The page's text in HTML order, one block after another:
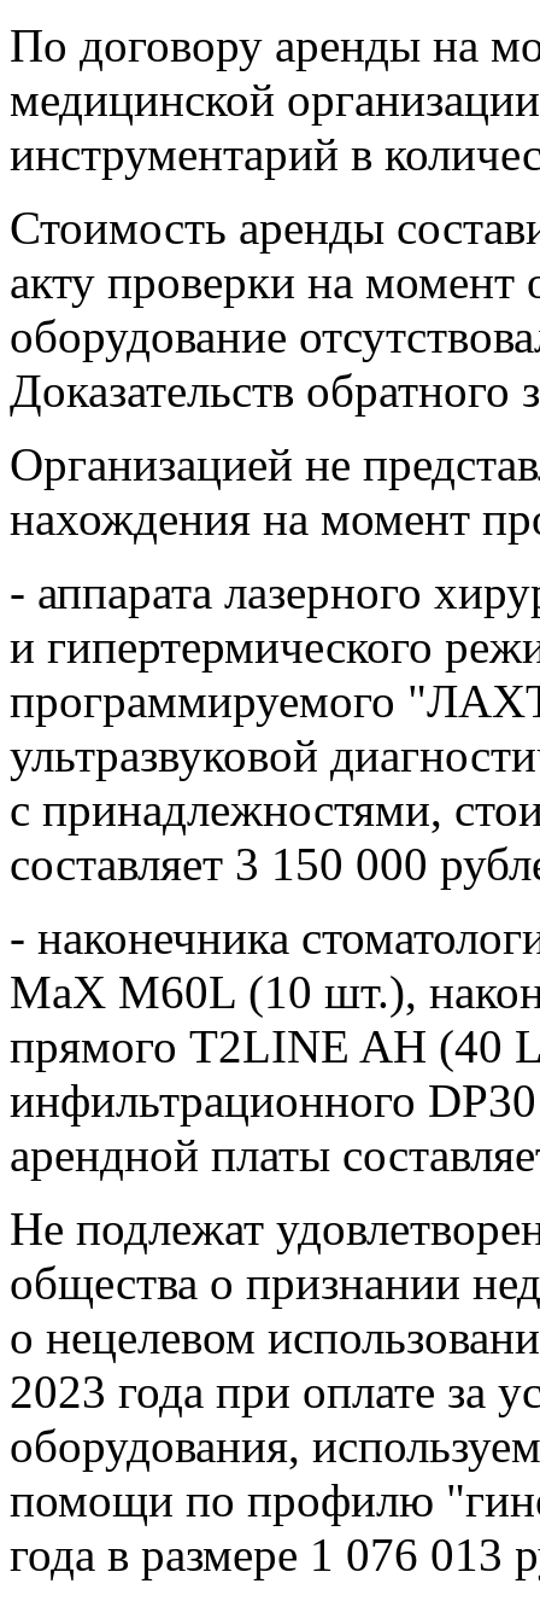
По договору аренды на
медицинской
инструментарий в
Стоимость аренды
акту проверки на момент
оборудование
Доказательств обратного
Организацией не
нахождения на момент
- аппарата лазерного
и гипертермического
программируемого
ультразвуковой
с принадлежностями,
составляет 3 150 000
- наконечника
MaX M60L (10 шт.),
прямого T2LINE AH (40
инфильтрационного
арендной платы
Не подлежат
общества о признании
о нецелевом
2023 года при оплате за
оборудования,
помощи по профилю
года в размере 1 076 013